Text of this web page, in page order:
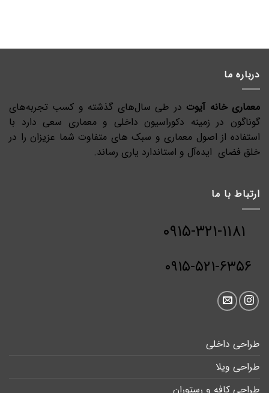
درباره ما
معماری خانه آیوت در طی سال‌های گذشته و کسب تجربه‌های
گوناگون در زمینه دکوراسیون داخلی و معماری سعی دارد با
استفاده از اصول معماری و سبک های متفاوت شما عزیزان را در
خلق فضای ایده‌آل و استاندارد یاری رساند.
ارتباط با ما
۰۹۱۵-۵۲۱-۶۳۵۶
طراحی داخلی
طراحی ویلا
طراحی کافه و رستوران